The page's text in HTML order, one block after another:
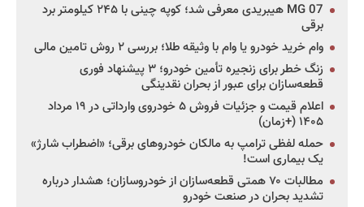
MG 07 هیبریدی معرفی شد؛ کوپه چینی با ۲۴۵ کیلومتر برد
برقی
وام خرید خودرو یا وام با وثیقه طلا؛ بررسی ۲ روش تامین مالی
زنگ خطر برای زنجیره تأمین خودرو؛ ۳ پیشنهاد فوری
قطعه‌سازان برای عبور از بحران نقدینگی
اعلام قیمت و جزئیات فروش ۵ خودروی وارداتی در ۱۹ مرداد
۱۴۰۵ (+زمان)
حمله لفظی ترامپ به مالکان خودروهای برقی؛ «اضطراب شارژ»
یک بیماری است!
مطالبات ۷۰ همتی قطعه‌سازان از خودروسازان؛ هشدار درباره
تشدید بحران در صنعت خودرو